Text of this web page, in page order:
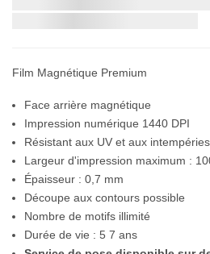
images
Film Magnétique Premium
Face arrière magnétique
Impression numérique 1440 DPI
Résistant aux UV et aux intempéries
Largeur d'impression maximum :
Épaisseur : 0,7 mm
Découpe aux contours possible
Nombre de motifs illimité
Durée de vie : 5 7 ans